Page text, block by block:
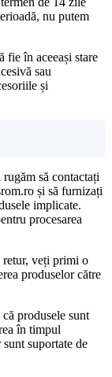
nu putem
fie în aceeași stare
sau
și
să contactați
și să furnizați
implicate.
procesarea
veți primi o
produselor către
produsele sunt
în timpul
suportate de